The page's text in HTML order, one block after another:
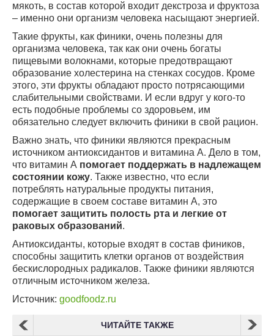
мякоть, в состав которой входит декстроза и фруктоза
– именно они организм человека насыщают энергией.
Такие фрукты, как финики, очень полезны для
организма человека, так как они очень богаты
пищевыми волокнами, которые предотвращают
образование холестерина на стенках сосудов. Кроме
этого, эти фрукты обладают просто потрясающими
слабительными свойствами. И если вдруг у кого-то
есть подобные проблемы со здоровьем, им
обязательно следует включить финики в свой рацион.
Важно знать, что финики являются прекрасным
источником антиоксидантов и витамина А. Дело в том,
что витамин А помогает поддержать в надлежащем
состоянии кожу. Также известно, что если
потреблять натуральные продукты питания,
содержащие в своем составе витамин А, это
помогает защитить полость рта и легкие от
раковых образований.
Антиоксиданты, которые входят в состав фиников,
способны защитить клетки органов от воздействия
бескислородных радикалов. Также финики являются
отличным источником железа.
Источник: goodfoodz.ru
ЧИТАЙТЕ ТАКЖЕ